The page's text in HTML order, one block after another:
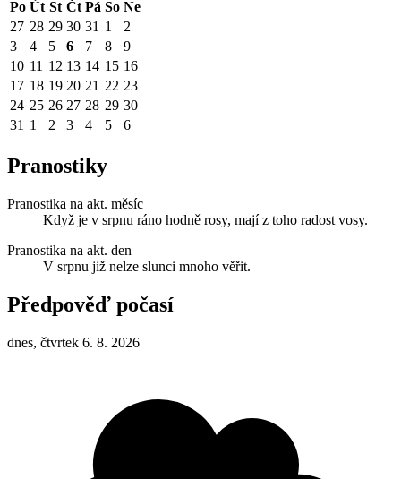
Po Út St Čt Pá So Ne
27 28 29 30 31 1
2
3
4 5 6 7 8
9
10 11 12 13 14 15 16
17 18 19 20 21 22 23
24 25 26 27 28 29 30
31 1 2 3 4 5 6
Pranostiky
Pranostika na akt. měsíc
Když je v srpnu ráno hodně rosy, mají z toho radost vosy.
Pranostika na akt. den
V srpnu již nelze slunci mnoho věřit.
Předpověď počasí
dnes, čtvrtek 6. 8. 2026